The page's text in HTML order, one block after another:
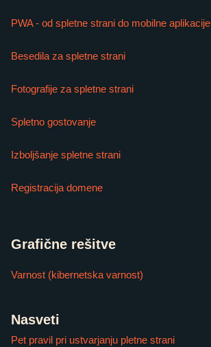
PWA - od spletne strani do mobilne aplikacije
Besedila za spletne strani
Fotografije za spletne strani
Spletno gostovanje
Izboljšanje spletne strani
Registracija domene
Grafične rešitve
Varnost (kibernetska varnost)
Nasveti
Pet pravil pri ustvarjanju pletne strani